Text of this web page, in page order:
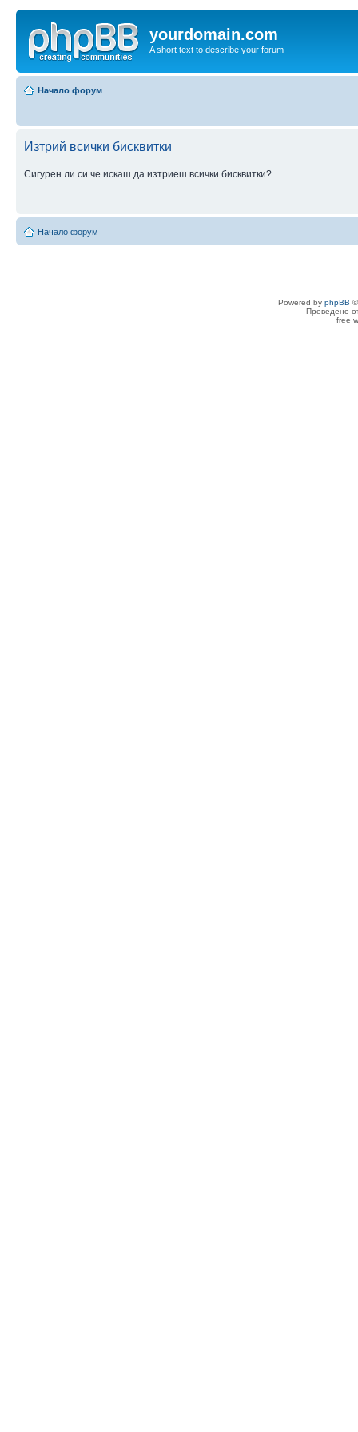
yourdomain.com
A short text to describe your forum
Начало форум
Изтрий всички бисквитки
Сигурен ли си че искаш да изтриеш всички бисквитки?
Начало форум
Powered by phpBB
Преведено
free